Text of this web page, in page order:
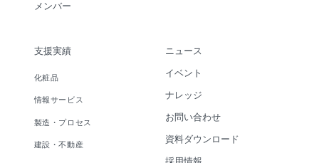
メンバー
支援実績
化粧品
情報サービス
製造・プロセス
建設・不動産
ニュース
イベント
ナレッジ
お問い合わせ
資料ダウンロード